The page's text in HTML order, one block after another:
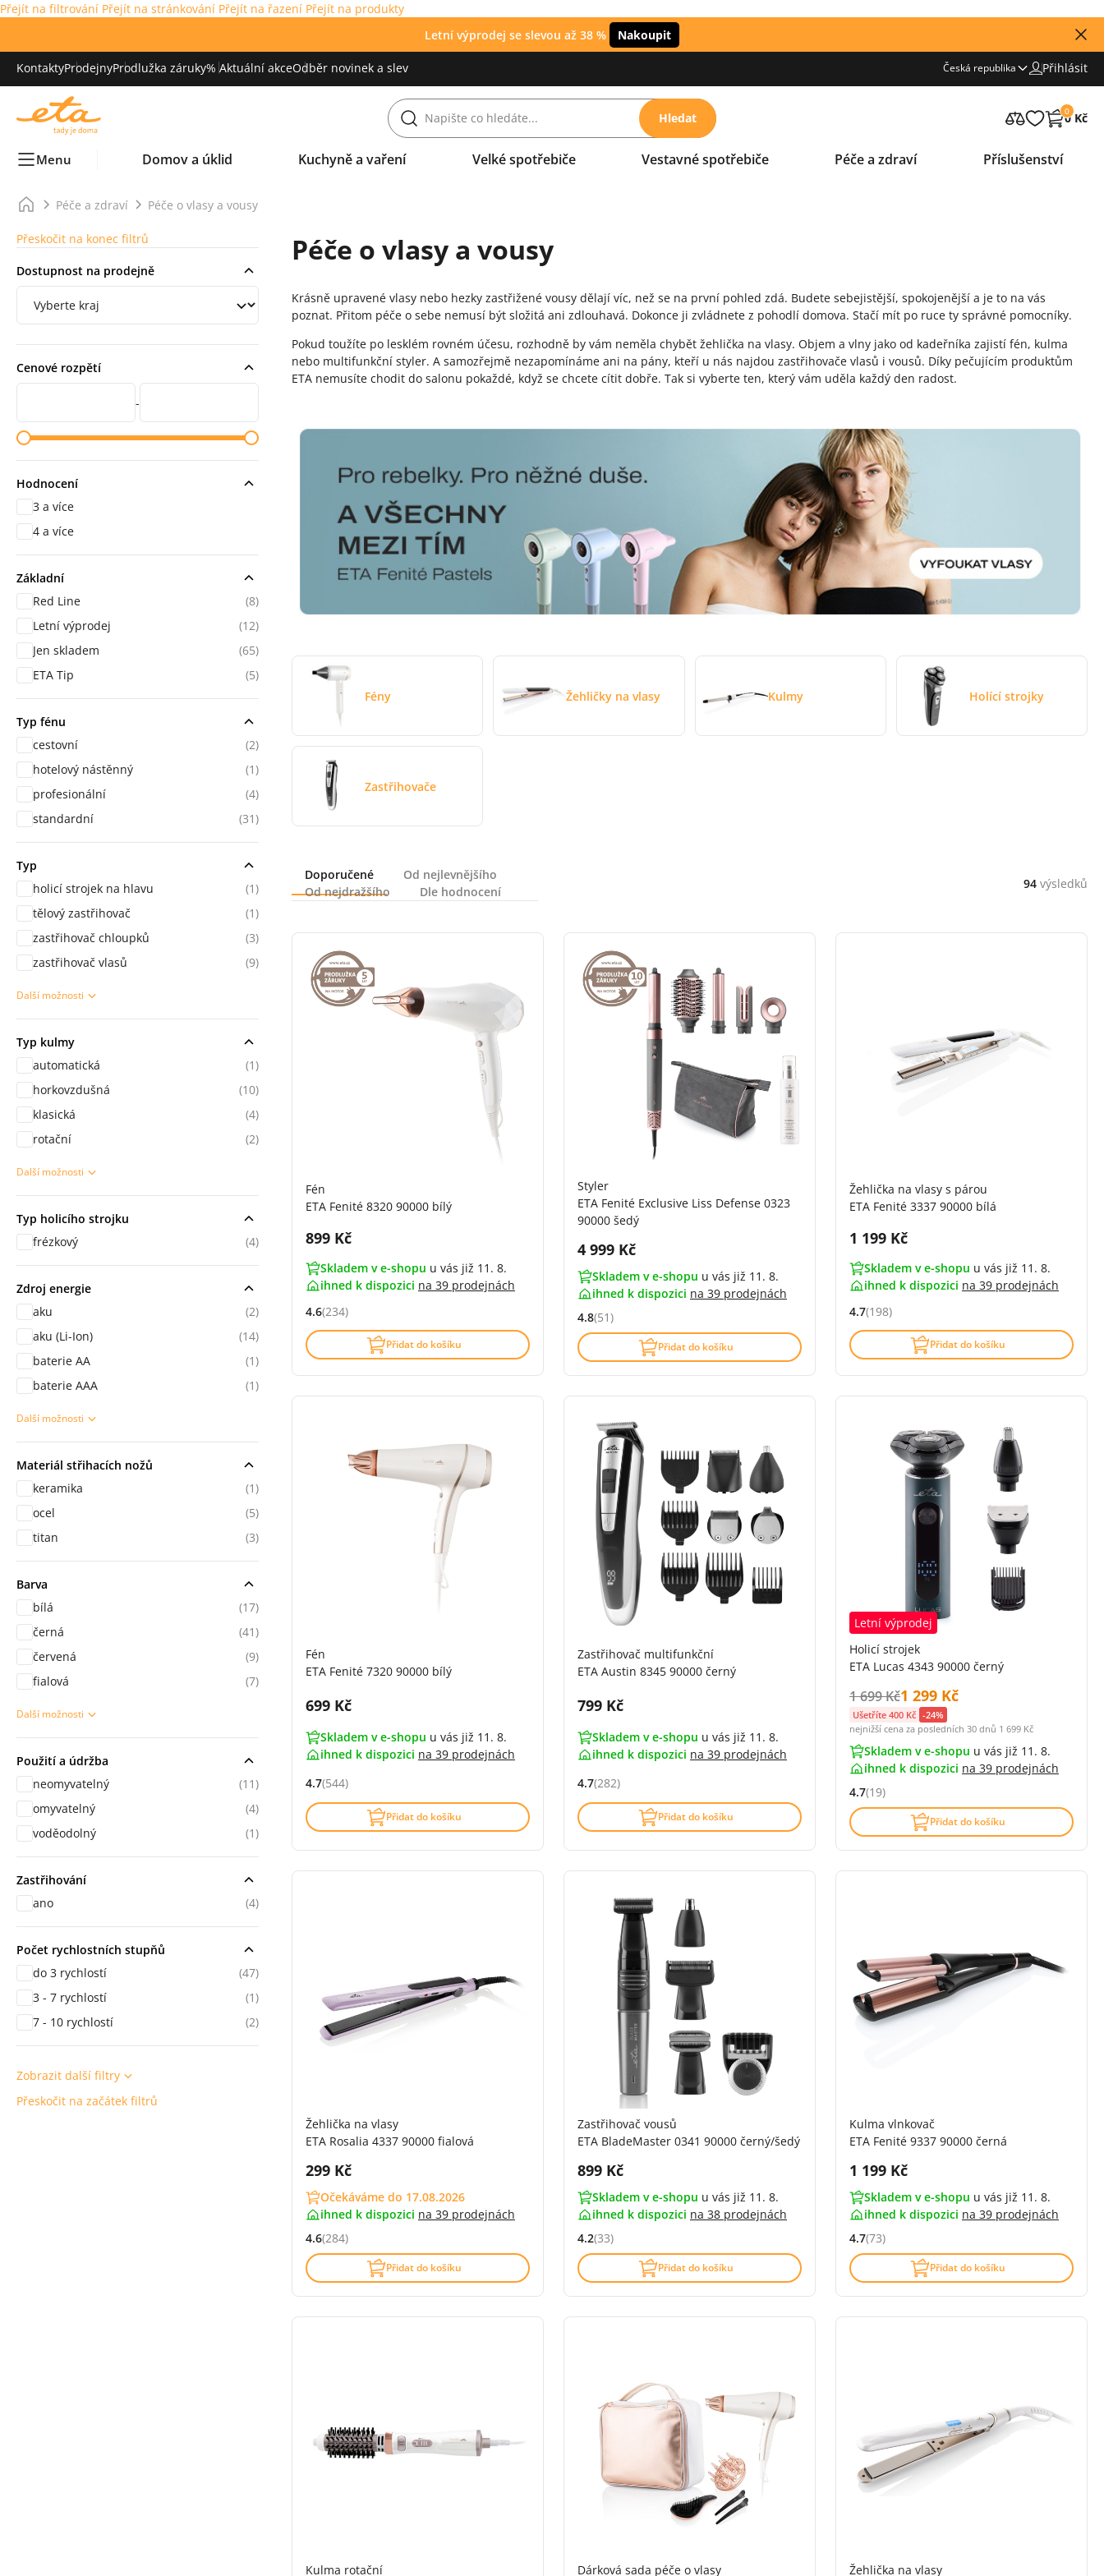
Přejít na filtrování Přejít na stránkování Přejít na řazení Přejít na produkty
Letní výprodej se slevou až 38 %
Nakoupit
KontaktyProdejnyProdlužka záruky% Aktuální akceOdběr novinek a slev Česká republika Přihlásit
Hledat 0
0 Kč
Menu Domov a úklid Kuchyně a vaření Velké spotřebiče Vestavné spotřebiče Péče a zdraví Příslušenství
Péče a zdraví Péče o vlasy a vousy
Péče o vlasy a vousy
Krásně upravené vlasy nebo hezky zastřižené vousy dělají víc, než se na první pohled zdá. Budete sebejistější, spokojenější a je to na vás
poznat. Přitom péče o sebe nemusí být složitá ani zdlouhavá. Dokonce ji zvládnete z pohodlí domova. Stačí mít po ruce ty správné pomocníky.
Pokud toužíte po lesklém rovném účesu, rozhodně by vám neměla chybět žehlička na vlasy. Objem a vlny jako od kadeřníka zajistí fén, kulma
nebo multifunkční styler. A samozřejmě nezapomínáme ani na pány, kteří u nás najdou zastřihovače vlasů i vousů. Díky pečujícím produktům
ETA nemusíte chodit do salonu pokaždé, když se chcete cítit dobře. Tak si vyberte ten, který vám uděla každý den radost.
Fény Žehličky na vlasy Kulmy Holící strojky
Zastřihovače
Řazení
Doporučené
Od nejlevnějšího
Od nejdražšího
Dle hodnocení
94 výsledků
Fén
ETA Fenité 8320 90000 bílý
Cena s DPH:
899 Kč
Skladem v e-shopu u vás již 11. 8.
ihned k dispozici na 39 prodejnách
Hodnocení: 4.6 z 5 (234 recenzí)
4.6(234)
Přidat do košíku
Styler
ETA Fenité Exclusive Liss Defense 0323
90000 šedý
Cena s DPH:
4 999 Kč
Skladem v e-shopu u vás již 11. 8.
ihned k dispozici na 39 prodejnách
Hodnocení: 4.8 z 5 (51 recenzí)
4.8(51)
Přidat do košíku
Žehlička na vlasy s párou
ETA Fenité 3337 90000 bílá
Cena s DPH:
1 199 Kč
Skladem v e-shopu u vás již 11. 8.
ihned k dispozici na 39 prodejnách
Hodnocení: 4.7 z 5 (198 recenzí)
4.7(198)
Přidat do košíku
Fén
ETA Fenité 7320 90000 bílý
Cena s DPH:
699 Kč
Skladem v e-shopu u vás již 11. 8.
ihned k dispozici na 39 prodejnách
Hodnocení: 4.7 z 5 (544 recenzí)
4.7(544)
Přidat do košíku
Zastřihovač multifunkční
ETA Austin 8345 90000 černý
Cena s DPH:
799 Kč
Skladem v e-shopu u vás již 11. 8.
ihned k dispozici na 39 prodejnách
Hodnocení: 4.7 z 5 (282 recenzí)
4.7(282)
Přidat do košíku
Letní výprodej
Holicí strojek
ETA Lucas 4343 90000 černý
Původní cena s DPH:
1 699 KčCena s DPH:
1 299 Kč
Ušetříte 400 Kč -24%
nejnižší cena za posledních 30 dnů 1 699 Kč
Skladem v e-shopu u vás již 11. 8.
ihned k dispozici na 39 prodejnách
Hodnocení: 4.7 z 5 (19 recenzí)
4.7(19)
Přidat do košíku
Žehlička na vlasy
ETA Rosalia 4337 90000 fialová
Cena s DPH:
299 Kč
Očekáváme do 17.08.2026
ihned k dispozici na 39 prodejnách
Hodnocení: 4.6 z 5 (284 recenzí)
4.6(284)
Přidat do košíku
Zastřihovač vousů
ETA BladeMaster 0341 90000 černý/šedý
Cena s DPH:
899 Kč
Skladem v e-shopu u vás již 11. 8.
ihned k dispozici na 38 prodejnách
Hodnocení: 4.2 z 5 (33 recenzí)
4.2(33)
Přidat do košíku
Kulma vlnkovač
ETA Fenité 9337 90000 černá
Cena s DPH:
1 199 Kč
Skladem v e-shopu u vás již 11. 8.
ihned k dispozici na 39 prodejnách
Hodnocení: 4.7 z 5 (73 recenzí)
4.7(73)
Přidat do košíku
Kulma rotační
Dárková sada péče o vlasy
Žehlička na vlasy
Přeskočit na konec filtrů
Dostupnost na prodejně
Filtrování podle regionu
Cenové rozpětí
Cena od
-
Cena do
Hodnocení
hodnocení
3 a více
hodnocení
4 a více
Základní
Red Line
(8)
Letní výprodej
(12)
Jen skladem
(65)
ETA Tip
(5)
Typ fénu
cestovní
(2)
hotelový nástěnný
(1)
profesionální
(4)
standardní
(31)
Typ
holicí strojek na hlavu
(1)
tělový zastřihovač
(1)
zastřihovač chloupků
(3)
zastřihovač vlasů
(9)
Další možnosti
Typ kulmy
automatická
(1)
horkovzdušná
(10)
klasická
(4)
rotační
(2)
Další možnosti
Typ holicího strojku
frézkový
(4)
Zdroj energie
aku
(2)
aku (Li-Ion)
(14)
baterie AA
(1)
baterie AAA
(1)
Další možnosti
Materiál střihacích nožů
keramika
(1)
ocel
(5)
titan
(3)
Barva
bílá
(17)
černá
(41)
červená
(9)
fialová
(7)
Další možnosti
Použití a údržba
neomyvatelný
(11)
omyvatelný
(4)
voděodolný
(1)
Zastřihování
ano
(4)
Počet rychlostních stupňů
do 3 rychlostí
(47)
3 - 7 rychlostí
(1)
7 - 10 rychlostí
(2)
Zobrazit další filtry
Přeskočit na začátek filtrů